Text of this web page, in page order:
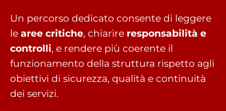
Un percorso dedicato consente di leggere
le aree critiche, chiarire responsabilità e
controlli, e rendere più coerente il
funzionamento della struttura rispetto agli
obiettivi di sicurezza, qualità e continuità
dei servizi.